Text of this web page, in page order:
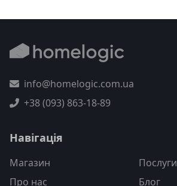
info@homelogic.com.ua
+38 (093) 863-18-89
Навігація
Магазин
Послуги
Про нас
Блог